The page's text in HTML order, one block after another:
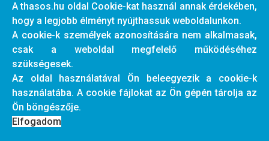
MOD_JTCS_VIEW_ARTICLE_LINK
MOD_JTCS_VIEW_FULL_IMAGE
Athanasia Stúdió **** - L...
A thasos.hu oldal Cookie-kat használ annak érdekében,
hogy a legjobb élményt nyújthassuk weboldalunkon.
A cookie-k személyek azonosítására nem alkalmasak,
csak a weboldal megfelelő működéséhez
szükségesek.
Az oldal használatával Ön beleegyezik a cookie-k
használatába. A cookie fájlokat az Ön gépén tárolja az
Ön böngészője.
Elfogadom